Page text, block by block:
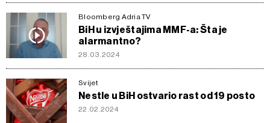
Bloomberg Adria TV
BiH u izvještajima MMF-a: Šta je
alarmantno?
28.03.2024
Svijet
Nestle u BiH ostvario rast od 19 posto
22.02.2024